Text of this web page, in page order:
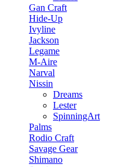
Gan Craft
Hide-Up
Ivyline
Jackson
Legame
M-Aire
Narval
Nissin
Dreams
Lester
SpinningArt
Palms
Rodio Craft
Savage Gear
Shimano